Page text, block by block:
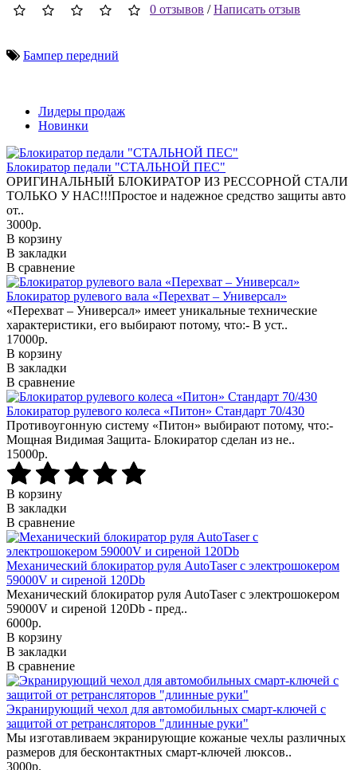
0 отзывов /Написать отзыв
Бампер передний
Лидеры продаж
Новинки
Блокиратор педали "СТАЛЬНОЙ ПЕС"
ОРИГИНАЛЬНЫЙ БЛОКИРАТОР ИЗ РЕССОРНОЙ СТАЛИ
ТОЛЬКО У НАС!!!Простое и надежное средство защиты авто
от..
3000р.
В корзину
В закладки
В сравнение
Блокиратор рулевого вала «Перехват – Универсал»
«Перехват – Универсал» имеет уникальные технические
характеристики, его выбирают потому, что:- В уст..
17000р.
В корзину
В закладки
В сравнение
Блокиратор рулевого колеса «Питон» Стандарт 70/430
Противоугонную систему «Питон» выбирают потому, что:-
Мощная Видимая Защита- Блокиратор сделан из не..
15000р.
В корзину
В закладки
В сравнение
Механический блокиратор руля AutoTaser с электрошокером
59000V и сиреной 120Db
Механический блокиратор руля AutoTaser с электрошокером
59000V и сиреной 120Db - пред..
6000р.
В корзину
В закладки
В сравнение
Экранирующий чехол для автомобильных смарт-ключей с
защитой от ретрансляторов "длинные руки"
Мы изготавливаем экранирующие кожаные чехлы различных
размеров для бесконтактных смарт-ключей люксов..
3000р.